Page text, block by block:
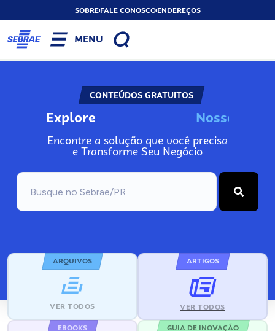
SOBREFALE CONOSCOENDEREÇOS
MENU
CONTEÚDOS GRATUITOS
Explore Nosso
Encontre a solução que você precisa
e Transforme Seu Negócio
ARQUIVOS
VER TODOS
ARTIGOS
VER TODOS
EBOOKS GUIA DE INOVAÇÃO